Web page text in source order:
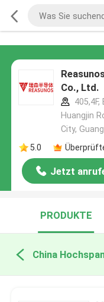
Co., Ltd.
Huangjin
City,
5.0
Jetzt
PRODUKTE
China